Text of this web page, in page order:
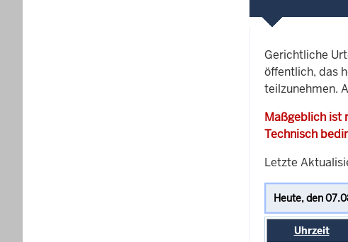
Gerichtliche
öffentlich, das
teilzunehmen.
Maßgeblich ist
Technisch
Letzte
Uhrzeit